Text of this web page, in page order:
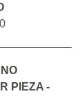
PIEZA -